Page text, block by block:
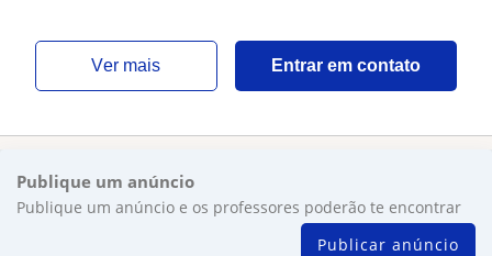
ver mais Entrar em contato
Publique um anúncio
Publique um anúncio e os professores poderão te encontrar
Publicar anúncio